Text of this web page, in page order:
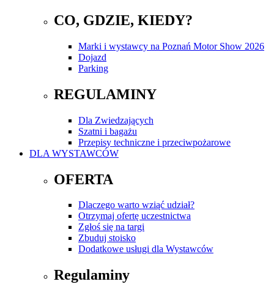
CO, GDZIE, KIEDY?
Marki i wystawcy na Poznań Motor Show 2026
Dojazd
Parking
REGULAMINY
Dla Zwiedzających
Szatni i bagażu
Przepisy techniczne i przeciwpożarowe
DLA WYSTAWCÓW
OFERTA
Dlaczego warto wziąć udział?
Otrzymaj ofertę uczestnictwa
Zgłoś się na targi
Zbuduj stoisko
Dodatkowe usługi dla Wystawców
Regulaminy